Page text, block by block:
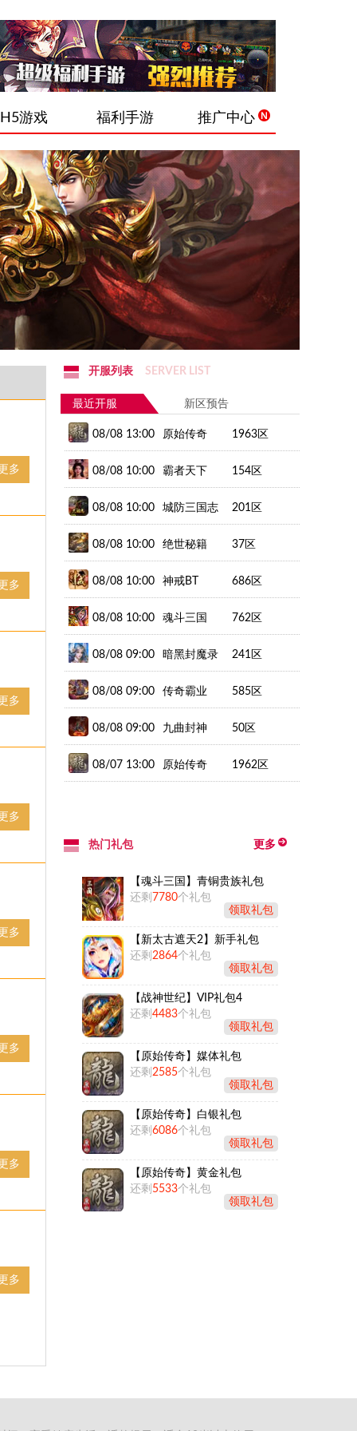
H5游戏 福利手游 推广中心
多
多
多
多
多
多
多
多
开服列表 SERVER LIST
最近开服
08/08 13:00 原始传奇 1963区
08/08 10:00 霸者天下 154区
08/08 10:00 城防三国志 201区
08/08 10:00 绝世秘籍 37区
08/08 10:00 神戒BT 686区
08/08 10:00 魂斗三国 762区
08/08 09:00 暗黑封魔录 241区
08/08 09:00 传奇霸业
（新）
585区
08/08 09:00 九曲封神 50区
08/07 13:00 原始传奇 1962区
新区预告
热门礼包 更多
【魂斗三国】青铜贵族礼包
还剩 7780个礼包
领取礼包
【新太古遮天2】新手礼包
还剩 2864个礼包
领取礼包
【战神世纪】VIP礼包4
还剩 4483个礼包
领取礼包
【原始传奇】媒体礼包
还剩 2585个礼包
领取礼包
【原始传奇】白银礼包
还剩 6086个礼包
领取礼包
【原始传奇】黄金礼包
还剩 5533个礼包
领取礼包